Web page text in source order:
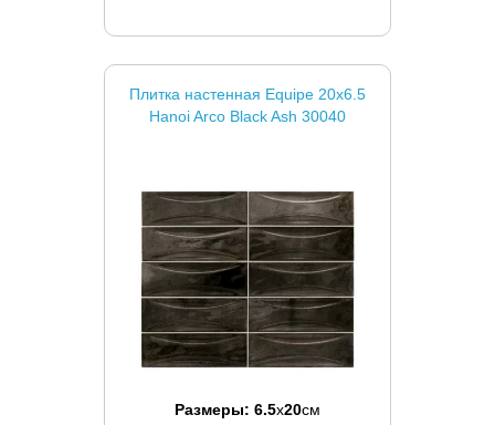
Плитка настенная Equipe 20x6.5
Hanoi Arco Black Ash 30040
Размеры: 6.5x20см